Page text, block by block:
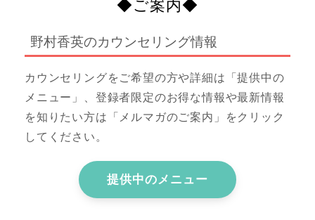
◆ご案内◆
野村香英のカウンセリング情報
カウンセリングをご希望の方や詳細は「提供中の
メニュー」、登録者限定のお得な情報や最新情報
を知りたい方は「メルマガのご案内」をクリック
してください。
提供中のメニュー